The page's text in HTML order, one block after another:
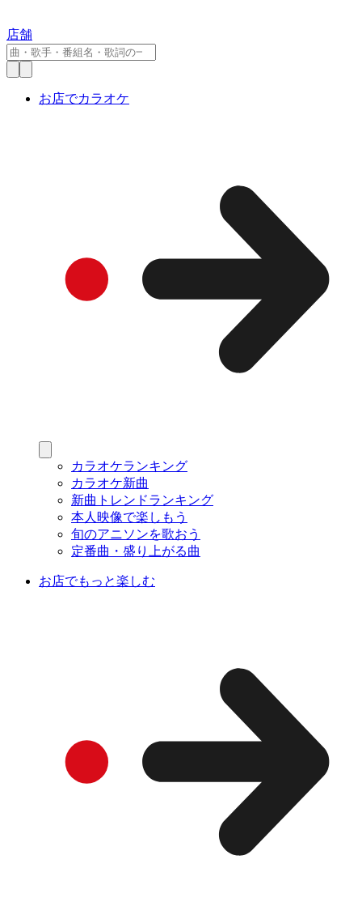
店舗
お店でカラオケ
カラオケランキング
カラオケ新曲
新曲トレンドランキング
本人映像で楽しもう
旬のアニソンを歌おう
定番曲・盛り上がる曲
お店でもっと楽しむ